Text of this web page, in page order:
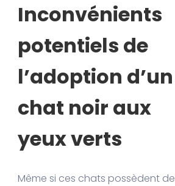
Inconvénients
potentiels de
l’adoption d’un
chat noir aux
yeux verts
Même si ces chats possèdent de